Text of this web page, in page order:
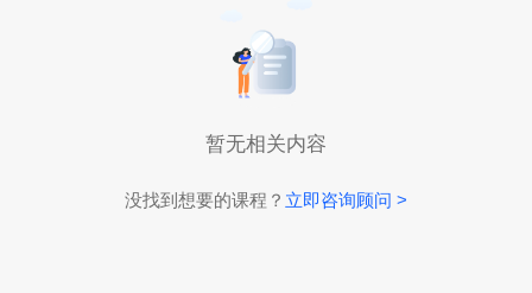
暂无相关内容
没找到想要的课程？ 立即咨询顾问 >